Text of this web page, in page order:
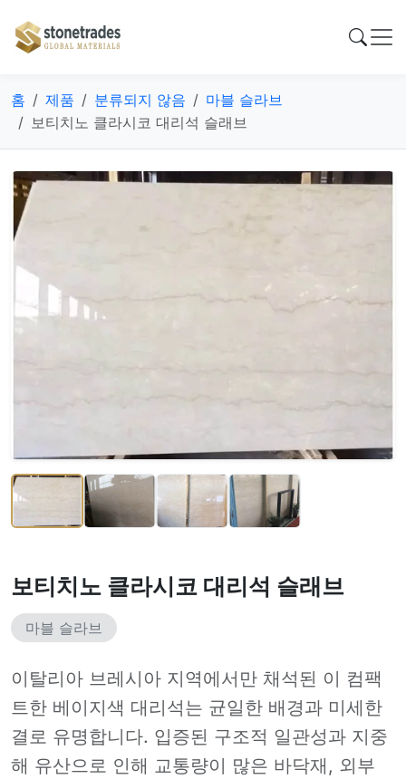
홈 제품 분류되지 않음
마블 슬라브
보티치노 클라시코 대리석 슬래브
보티치노 클라시코 대리석 슬래브
마블 슬라브
이탈리아 브레시아 지역에서만 채석된 이 컴팩
트한 베이지색 대리석는 균일한 배경과 미세한
결로 유명합니다. 입증된 구조적 일관성과 지중
해 유산으로 인해 교통량이 많은 바닥재, 외부